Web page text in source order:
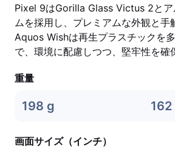
Pixel 9はGorilla Glass Victus 2とア
ムを採用し、プレミアムな外観と手
Aquos Wishは再生プラスチックを
で、環境に配慮しつつ、堅牢性を確
重量
198 g 162
画面サイズ（インチ）